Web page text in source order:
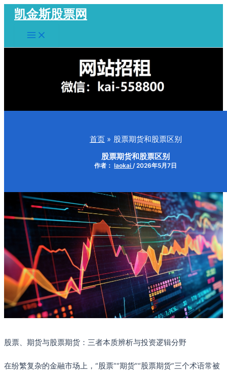
容
凯金斯股票网
Main
Menu
首页 股票期货和股票区别
股票期货和股票区别
作者： laokai /2026年5月7日
股票、期货与股票期货：三者本质辨析与投资逻辑分野
在纷繁复杂的金融市场上，“股票”“期货”“股票期货”三个术语常被